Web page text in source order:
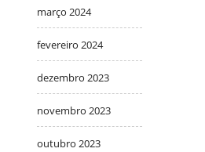
março 2024
fevereiro 2024
dezembro 2023
novembro 2023
outubro 2023